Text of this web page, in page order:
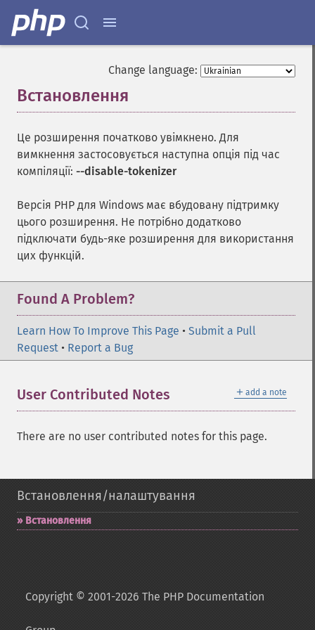
Change language:
Встановлення
Це розширення початково увімкнено. Для
вимкнення застосовується наступна опція під час
компіляції: --disable-tokenizer
Версія PHP для Windows має вбудовану підтримку
цього розширення. Не потрібно додатково
підключати будь-яке розширення для використання
цих функцій.
Found A Problem?
Learn How To Improve This Page • Submit a Pull
Request • Report a Bug
＋ add a note
User Contributed Notes
There are no user contributed notes for this page.
Встановлення/налаштування
Встановлення
Copyright © 2001-2026 The PHP Documentation